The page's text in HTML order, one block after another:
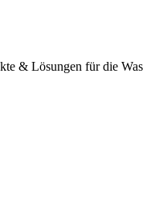
& Lösungen für die